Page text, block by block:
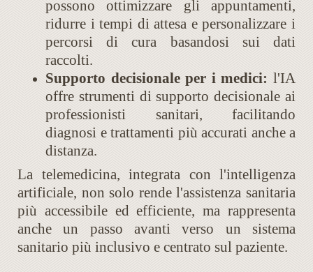
possono ottimizzare gli appuntamenti,
ridurre i tempi di attesa e personalizzare i
percorsi di cura basandosi sui dati
raccolti.
Supporto decisionale per i medici: l'IA
offre strumenti di supporto decisionale ai
professionisti sanitari, facilitando
diagnosi e trattamenti più accurati anche a
distanza.
La telemedicina, integrata con l'intelligenza
artificiale, non solo rende l'assistenza sanitaria
più accessibile ed efficiente, ma rappresenta
anche un passo avanti verso un sistema
sanitario più inclusivo e centrato sul paziente.